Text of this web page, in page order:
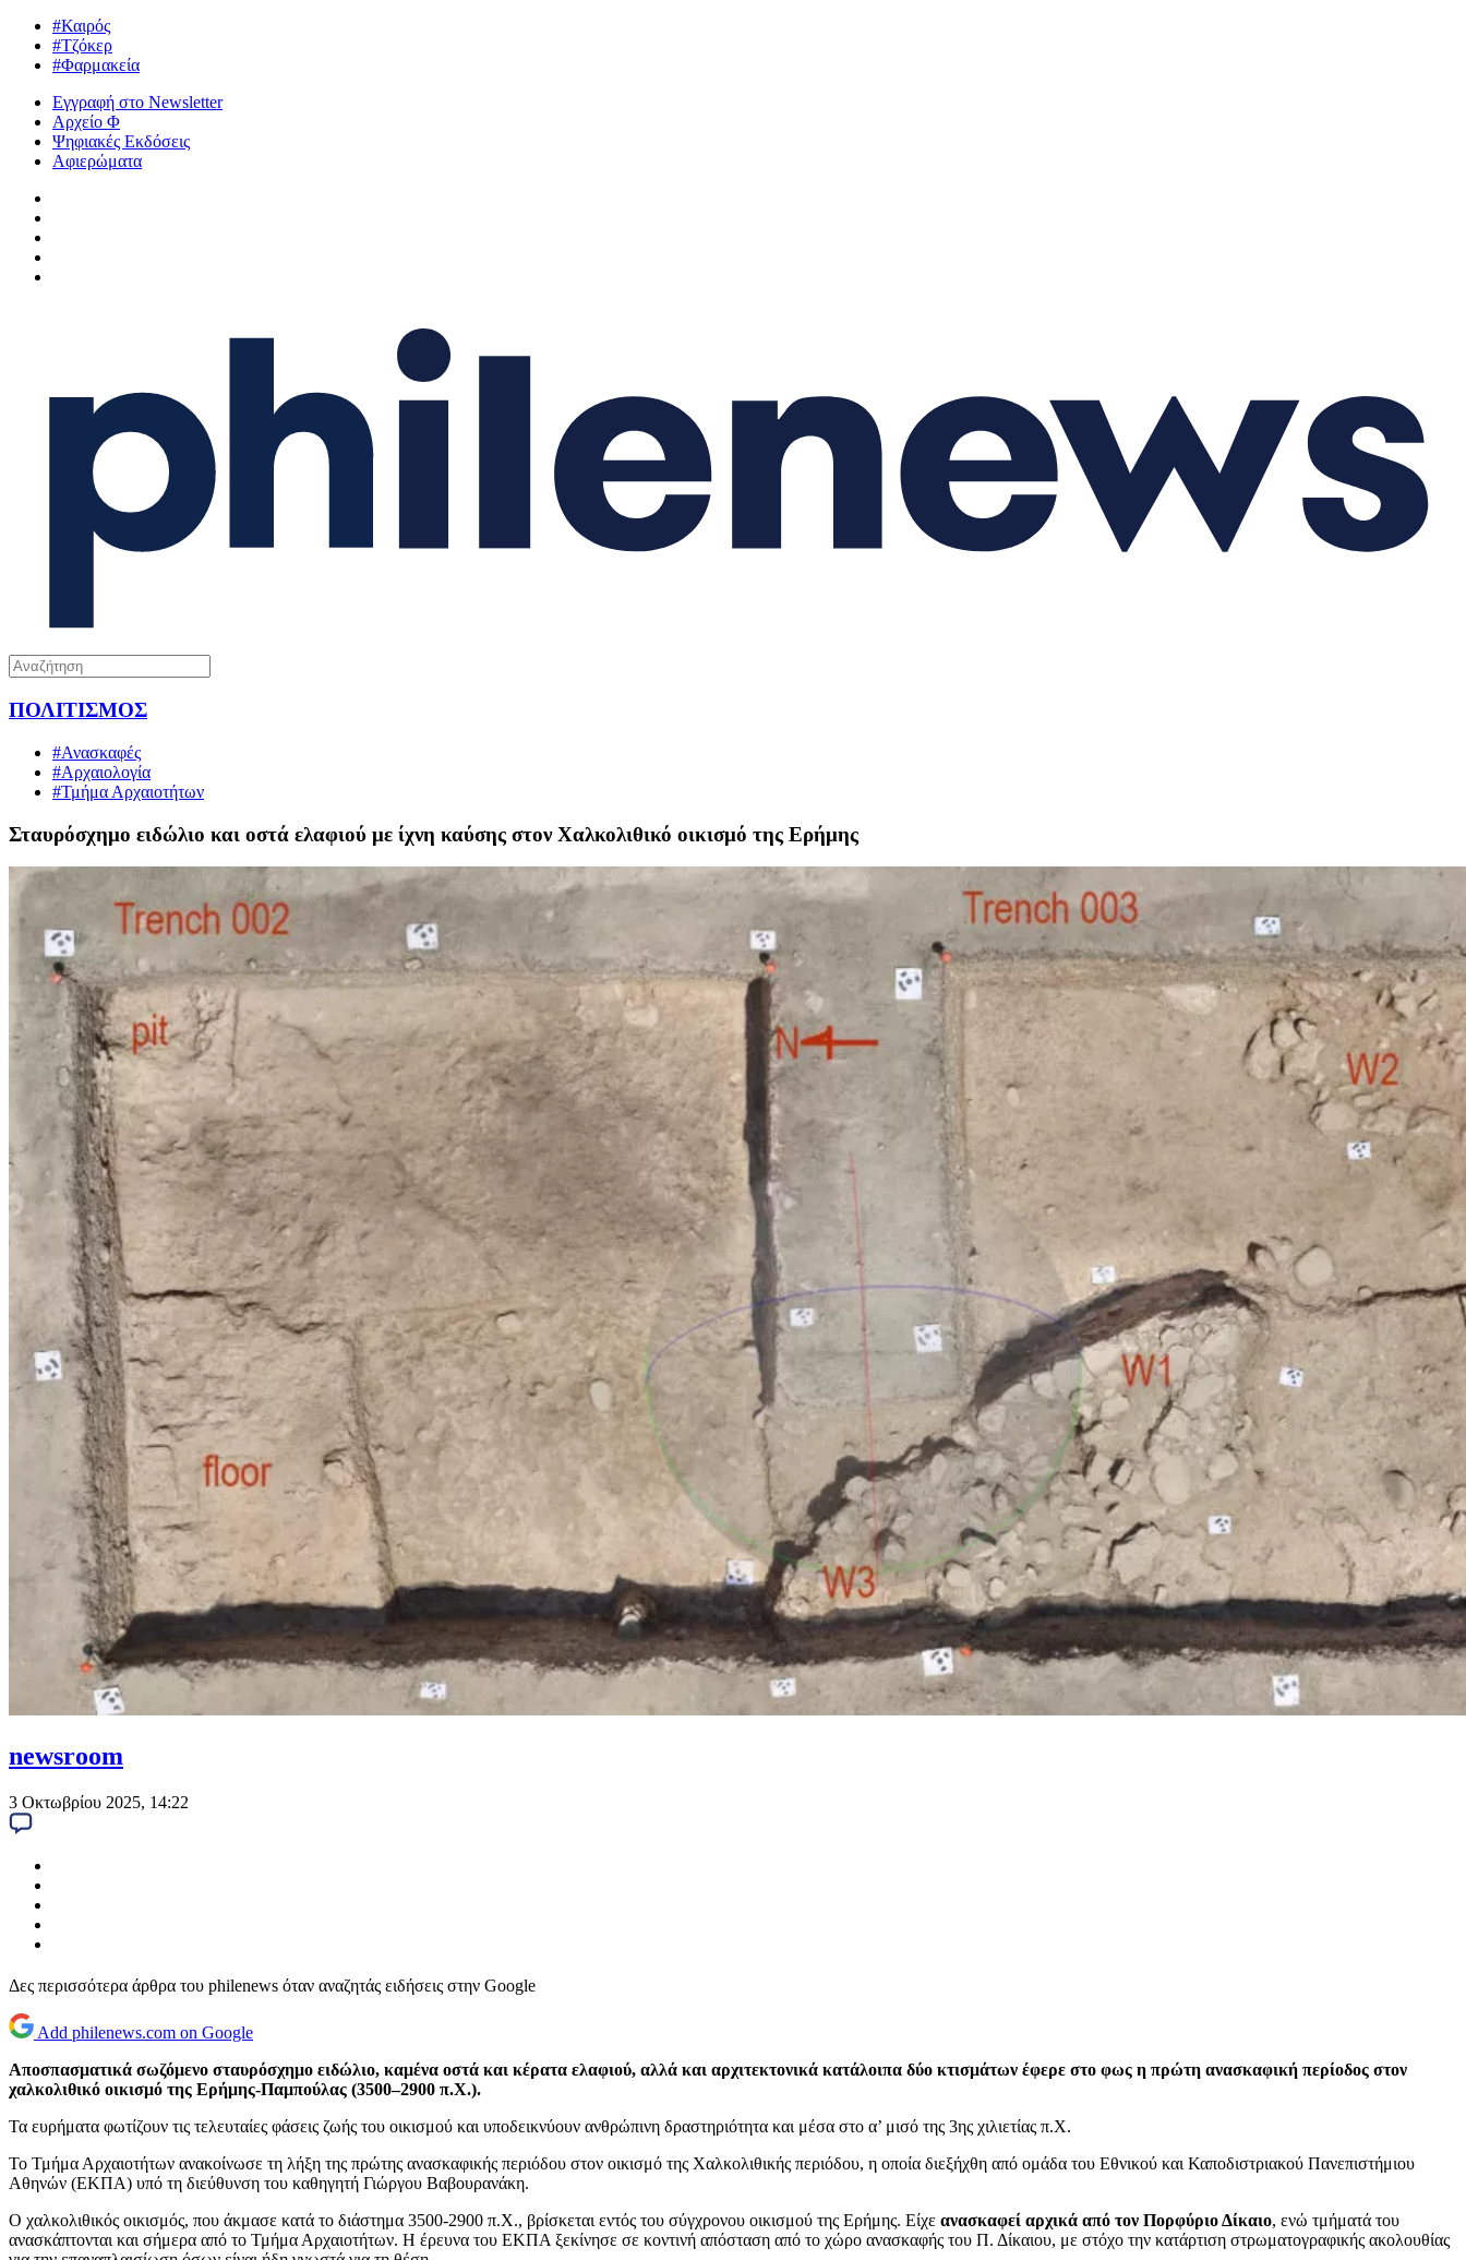
#Καιρός
#Τζόκερ
#Φαρμακεία
Εγγραφή στο Newsletter
Αρχείο Φ
Ψηφιακές Εκδόσεις
Αφιερώματα
ΠΟΛΙΤΙΣΜΟΣ
#Ανασκαφές
#Αρχαιολογία
#Τμήμα Αρχαιοτήτων
Σταυρόσχημο ειδώλιο και οστά ελαφιού με ίχνη καύσης στον Χαλκολιθικό οικισμό της Ερήμης
newsroom
3 Οκτωβρίου 2025, 14:22
Δες περισσότερα άρθρα του philenews όταν αναζητάς ειδήσεις στην Google
Add philenews.com on Google
Αποσπασματικά σωζόμενο σταυρόσχημο ειδώλιο, καμένα οστά και κέρατα ελαφιού, αλλά και αρχιτεκτονικά κατάλοιπα δύο κτισμάτων έφερε στο φως η πρώτη ανασκαφική περίοδος στον
χαλκολιθικό οικισμό της Ερήμης-Παμπούλας (3500–2900 π.Χ.).
Τα ευρήματα φωτίζουν τις τελευταίες φάσεις ζωής του οικισμού και υποδεικνύουν ανθρώπινη δραστηριότητα και μέσα στο α’ μισό της 3ης χιλιετίας π.Χ.
Το Τμήμα Αρχαιοτήτων ανακοίνωσε τη λήξη της πρώτης ανασκαφικής περιόδου στον οικισμό της Χαλκολιθικής περιόδου, η οποία διεξήχθη από ομάδα του Εθνικού και Καποδιστριακού Πανεπιστήμιου
Αθηνών (ΕΚΠΑ) υπό τη διεύθυνση του καθηγητή Γιώργου Βαβουρανάκη.
Ο χαλκολιθικός οικισμός, που άκμασε κατά το διάστημα 3500-2900 π.Χ., βρίσκεται εντός του σύγχρονου οικισμού της Ερήμης. Είχε ανασκαφεί αρχικά από τον Πορφύριο Δίκαιο, ενώ τμήματά του
ανασκάπτονται και σήμερα από το Τμήμα Αρχαιοτήτων. Η έρευνα του ΕΚΠΑ ξεκίνησε σε κοντινή απόσταση από το χώρο ανασκαφής του Π. Δίκαιου, με στόχο την κατάρτιση στρωματογραφικής ακολουθίας